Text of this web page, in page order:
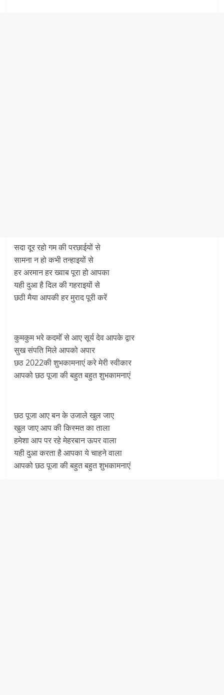
सदा दूर रहो गम की परछाईयों से
सामना न हो कभी तन्हाइयों से
हर अरमान हर ख्वाब पूरा हो आपका
यही दुआ है दिल की गहराइयों से
छठी मैया आपकी हर मुराद पूरी करें
कुमकुम भरे कदमोँ से आए सूर्य देव आपके द्वार
सुख संपति मिले आपको अपार
छठ 2022की शुभकामनाएं करे मेरी स्वीकार
आपको छठ पूजा की बहुत बहुत शुभकामनाएं
छठ पूजा आए बन के उजाले खुल जाए
खुल जाए आप की किस्मत का ताला
हमेशा आप पर रहे मेहरबान ऊपर वाला
यही दुआ करता है आपका ये चाहने वाला
आपको छठ पूजा की बहुत बहुत शुभकामनाएं